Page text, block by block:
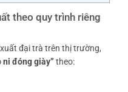
theo quy trình riêng
đại trà trên thị trường,
ni đóng giày” theo: